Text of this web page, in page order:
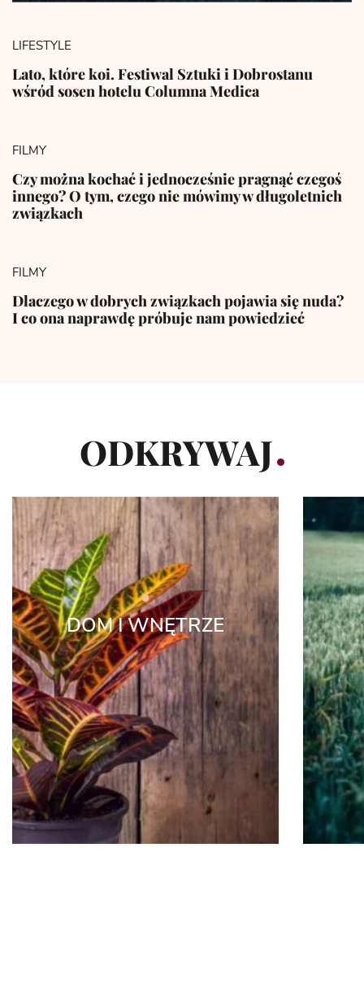
LIFESTYLE
Lato, które koi. Festiwal Sztuki i Dobrostanu
wśród sosen hotelu Columna Medica
FILMY
Czy można kochać i jednocześnie pragnąć czegoś
innego? O tym, czego nie mówimy w długoletnich
związkach
FILMY
Dlaczego w dobrych związkach pojawia się nuda?
I co ona naprawdę próbuje nam powiedzieć
ODKRYWAJ
DOM I WNĘTRZE